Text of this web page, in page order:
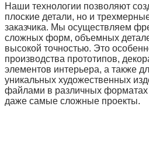
Наши технологии позволяют
плоские детали, но и
заказчика. Мы осуществляем
сложных форм, объемных
высокой точностью. Это
производства прототипов,
элементов интерьера, а также
уникальных художественных
файлами в различных форматах
даже самые сложные проекты.